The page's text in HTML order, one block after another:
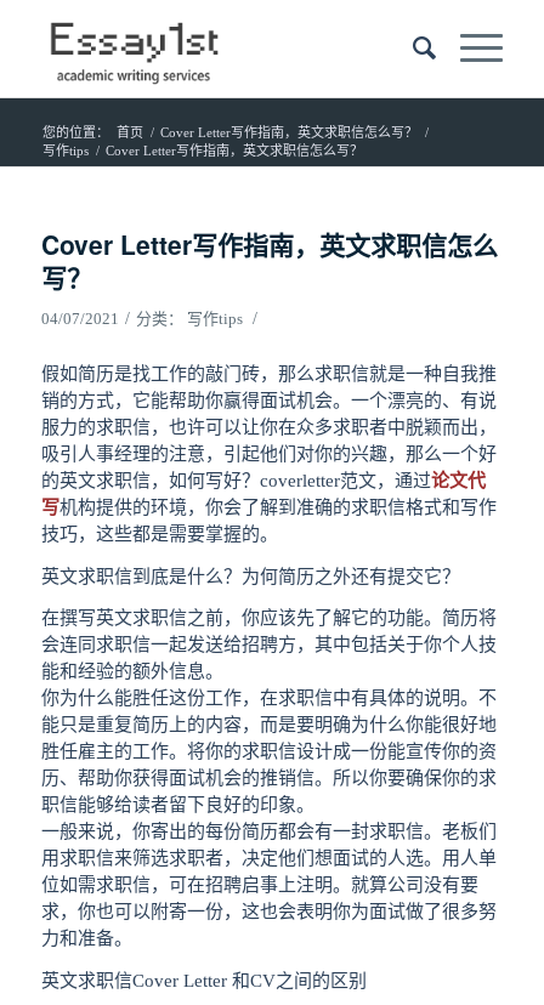
您的位置： 首页 / Cover Letter写作指南，英文求职信怎么写？
/
写作tips / Cover Letter写作指南，英文求职信怎么写？
Cover Letter写作指南，英文求职信怎么
写？
04/07/2021 / 分类： 写作tips /
假如简历是找工作的敲门砖，那么求职信就是一种自我推
销的方式，它能帮助你赢得面试机会。一个漂亮的、有说
服力的求职信，也许可以让你在众多求职者中脱颖而出，
吸引人事经理的注意，引起他们对你的兴趣，那么一个好
的英文求职信，如何写好？coverletter范文，通过论文代
写机构提供的环境，你会了解到准确的求职信格式和写作
技巧，这些都是需要掌握的。
英文求职信到底是什么？为何简历之外还有提交它？
在撰写英文求职信之前，你应该先了解它的功能。简历将
会连同求职信一起发送给招聘方，其中包括关于你个人技
能和经验的额外信息。
你为什么能胜任这份工作，在求职信中有具体的说明。不
能只是重复简历上的内容，而是要明确为什么你能很好地
胜任雇主的工作。将你的求职信设计成一份能宣传你的资
历、帮助你获得面试机会的推销信。所以你要确保你的求
职信能够给读者留下良好的印象。
一般来说，你寄出的每份简历都会有一封求职信。老板们
用求职信来筛选求职者，决定他们想面试的人选。用人单
位如需求职信，可在招聘启事上注明。就算公司没有要
求，你也可以附寄一份，这也会表明你为面试做了很多努
力和准备。
英文求职信Cover Letter 和CV之间的区别